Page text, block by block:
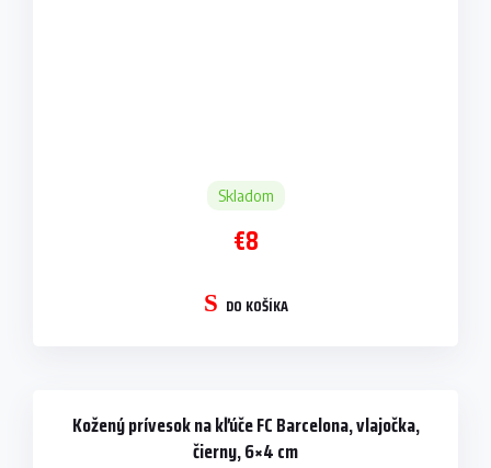
Skladom
€8
DO KOŠÍKA
Kožený prívesok na kľúče FC Barcelona, vlajočka,
čierny, 6×4 cm